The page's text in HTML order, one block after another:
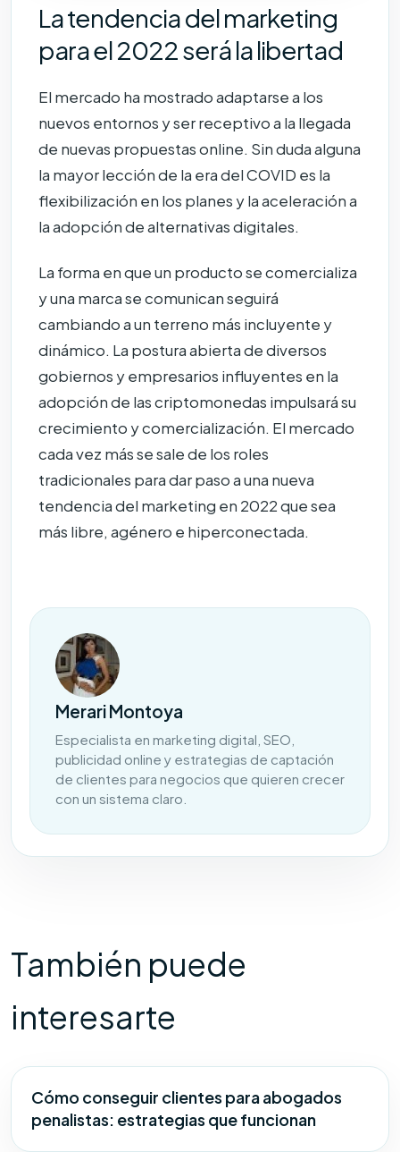
La tendencia del marketing
para el 2022 será la libertad
El mercado ha mostrado adaptarse a los
nuevos entornos y ser receptivo a la llegada
de nuevas propuestas online. Sin duda alguna
la mayor lección de la era del COVID es la
flexibilización en los planes y la aceleración a
la adopción de alternativas digitales.
La forma en que un producto se comercializa
y una marca se comunican seguirá
cambiando a un terreno más incluyente y
dinámico. La postura abierta de diversos
gobiernos y empresarios influyentes en la
adopción de las criptomonedas impulsará su
crecimiento y comercialización. El mercado
cada vez más se sale de los roles
tradicionales para dar paso a una nueva
tendencia del marketing en 2022 que sea
más libre, agénero e hiperconectada.
Merari Montoya
Especialista en marketing digital, SEO,
publicidad online y estrategias de captación
de clientes para negocios que quieren crecer
con un sistema claro.
También puede
interesarte
Cómo conseguir clientes para abogados
penalistas: estrategias que funcionan